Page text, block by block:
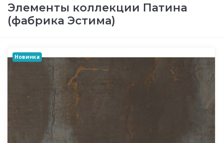
Элементы коллекции Патина
(фабрика Эстима)
Новинка